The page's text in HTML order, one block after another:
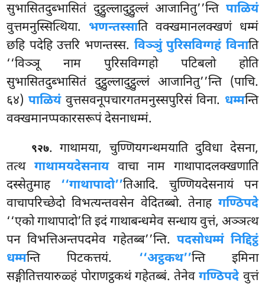
सुभासितदुब्भासितं दुट्ठुल्लादुट्ठुल्लं आजानितु’’न्ति पाळियं
वुत्तमनुस्सित्थिया. भणन्तस्साति वक्खमानलक्खणं धम्मं
छहि पदेहि उत्तरि भणन्तस्स. विञ्ञुं पुरिसविग्गहं विनाति
‘‘विञ्ञू नाम पुरिसविग्गहो पटिबलो होति
सुभासितदुब्भासितं दुट्ठुल्लादुट्ठुल्लं आजानितु’’न्ति (पाचि.
६४) पाळियंवुत्तसवनूपचारगतमनुस्सपुरिसं विना. धम्मन्ति
वक्खमानप्पकारसरूपं देसनाधम्मं.
९२७. गाथामया, चुण्णियगन्थमयाति दुविधा देसना,
तत्थगाथामयदेसनायवाचा नाम गाथापादलक्खणाति
दस्सेतुमाह ‘‘गाथापादो’’तिआदि. चुण्णियदेसनायं पन
वाचापरिच्छेदो विभत्यन्तवसेन वेदितब्बो. तेनाह गण्ठिपदे
‘‘एको गाथापादो’ति इदं गाथाबन्धमेव सन्धाय वुत्तं, अञ्ञत्थ
पन विभत्तिअन्तपदमेव गहेतब्ब’’न्ति. पदसोधम्मं निद्दिट्ठं
धम्मन्ति पिटकत्तयं. ‘‘अट्ठकथ’’न्ति इमिना
सङ्गीतित्तयारुळ्हं पोराणट्ठकथं गहेतब्बं. तेनेवगण्ठिपदे वुत्तं